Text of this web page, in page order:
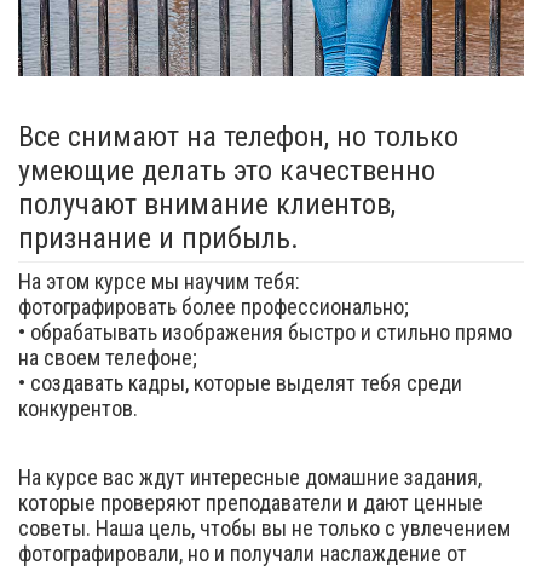
Все снимают на телефон, но только
умеющие делать это качественно
получают внимание клиентов,
признание и прибыль.
На этом курсе мы научим тебя:
фотографировать более профессионально;
• обрабатывать изображения быстро и стильно прямо
на своем телефоне;
• создавать кадры, которые выделят тебя среди
конкурентов.
На курсе вас ждут интересные домашние задания,
которые проверяют преподаватели и дают ценные
советы. Наша цель, чтобы вы не только с увлечением
фотографировали, но и получали наслаждение от